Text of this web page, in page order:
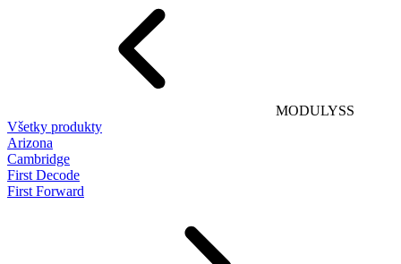
MODULYSS
Všetky produkty
Arizona
Cambridge
First Decode
First Forward